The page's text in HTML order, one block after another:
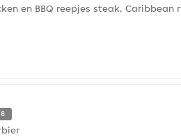
en BBQ reepjes steak,